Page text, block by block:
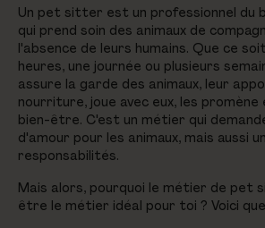
Un pet sitter est un professionnel du
qui prend soin des animaux de
l'absence de leurs humains. Que ce
heures, une journée ou plusieurs
assure la garde des animaux, leur
nourriture, joue avec eux, les promène
bien-être. C'est un métier qui
d'amour pour les animaux, mais aussi
responsabilités.
Mais alors, pourquoi le métier de
être le métier idéal pour toi ? Voici